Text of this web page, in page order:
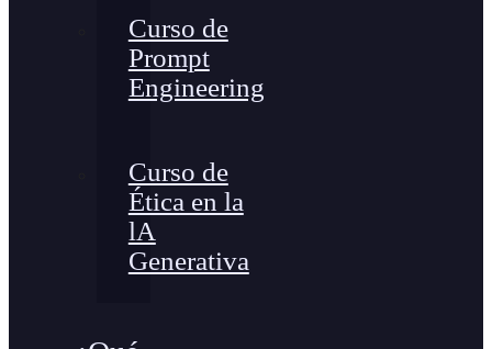
Curso de
Prompt
Engineering
Curso de
Ética en la
lA
Generativa